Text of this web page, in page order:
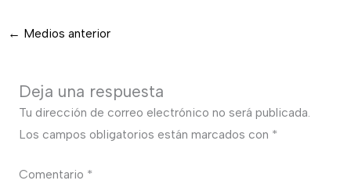
← Medios anterior
Deja una respuesta
Tu dirección de correo electrónico no será publicada.
Los campos obligatorios están marcados con *
Comentario *